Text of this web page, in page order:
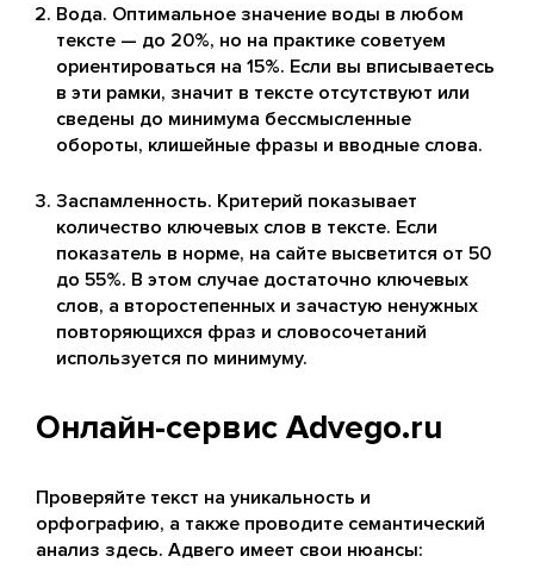
Вода. Оптимальное значение воды в любом
тексте — до 20%, но на практике советуем
ориентироваться на 15%. Если вы вписываетесь
в эти рамки, значит в тексте отсутствуют или
сведены до минимума бессмысленные
обороты, клишейные фразы и вводные слова.
Заспамленность. Критерий показывает
количество ключевых слов в тексте. Если
показатель в норме, на сайте высветится от 50
до 55%. В этом случае достаточно ключевых
слов, а второстепенных и зачастую ненужных
повторяющихся фраз и словосочетаний
используется по минимуму.
Онлайн-сервис Advego.ru
Проверяйте текст на уникальность и
орфографию, а также проводите семантический
анализ здесь. Адвего имеет свои нюансы: